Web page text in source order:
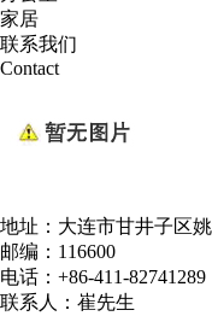
家居
联系我们
Contact
地址：大连市甘井子区
邮编：116600
电话：+86-411-82741289
联系人：崔先生